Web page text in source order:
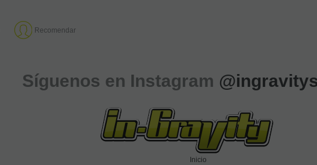
Recomendar
Síguenos en Instagram
Inicio